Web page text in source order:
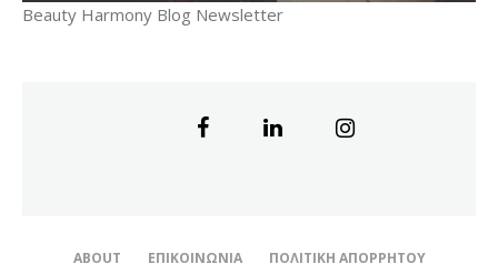
Beauty Harmony Blog Newsletter
ABOUT ΕΠΙΚΟΙΝΩΝΊΑ ΠΟΛΙΤΙΚΉ ΑΠΟΡΡΉΤΟΥ